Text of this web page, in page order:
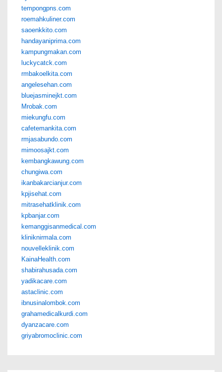
tempongpns.com
roemahkuliner.com
saoenkkito.com
handayaniprima.com
kampungmakan.com
luckycatck.com
rmbakoelkita.com
angelesehan.com
bluejasminejkt.com
Mrobak.com
miekungfu.com
cafetemankita.com
rmjasabundo.com
mimoosajkt.com
kembangkawung.com
chungiwa.com
ikanbakarcianjur.com
kpjisehat.com
mitrasehatklinik.com
kpbanjar.com
kemanggisanmedical.com
kliniknirmala.com
nouvelleklinik.com
KainaHealth.com
shabirahusada.com
yadikacare.com
astaclinic.com
ibnusinalombok.com
grahamedicalkurdi.com
dyanzacare.com
griyabromoclinic.com